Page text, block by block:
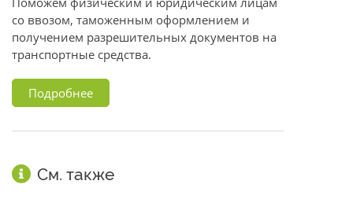
со ввозом, таможенным оформлением и
получением разрешительных документов на
транспортные средства.
Подробнее
См. также